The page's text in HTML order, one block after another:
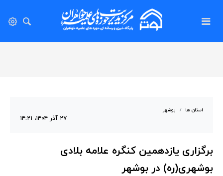
استان ها بوشهر
۲۷ آذر ۱۴۰۴، ۱۴:۲۱
برگزاری یازدهمین کنگره علامه بلادی
بوشهری(ره) در بوشهر